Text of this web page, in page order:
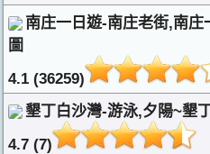
南庄一日遊-南庄老街,南
圖
4.1 (36259)
墾丁白沙灣-游泳,夕陽~墾
4.7 (7)